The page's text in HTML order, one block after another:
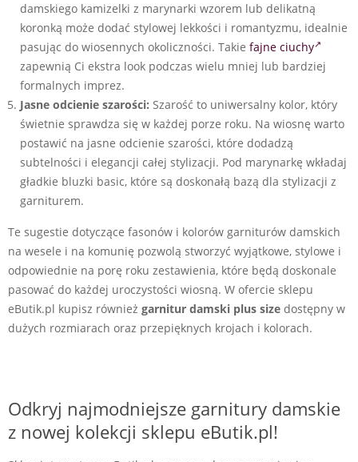
damskiego kamizelki z marynarki wzorem lub delikatną
koronką może dodać stylowej lekkości i romantyzmu, idealnie
pasując do wiosennych okoliczności. Takie fajne ciuchy
zapewnią Ci ekstra look podczas wielu mniej lub bardziej
formalnych imprez.
Jasne odcienie szarości: Szarość to uniwersalny kolor, który
świetnie sprawdza się w każdej porze roku. Na wiosnę warto
postawić na jasne odcienie szarości, które dodadzą
subtelności i elegancji całej stylizacji. Pod marynarkę wkładaj
gładkie bluzki basic, które są doskonałą bazą dla stylizacji z
garniturem.
Te sugestie dotyczące fasonów i kolorów garniturów damskich
na wesele i na komunię pozwolą stworzyć wyjątkowe, stylowe i
odpowiednie na porę roku zestawienia, które będą doskonale
pasować do każdej uroczystości wiosną. W ofercie sklepu
eButik.pl kupisz również garnitur damski plus size dostępny w
dużych rozmiarach oraz przepięknych krojach i kolorach.
Odkryj najmodniejsze garnitury damskie
z nowej kolekcji sklepu eButik.pl!